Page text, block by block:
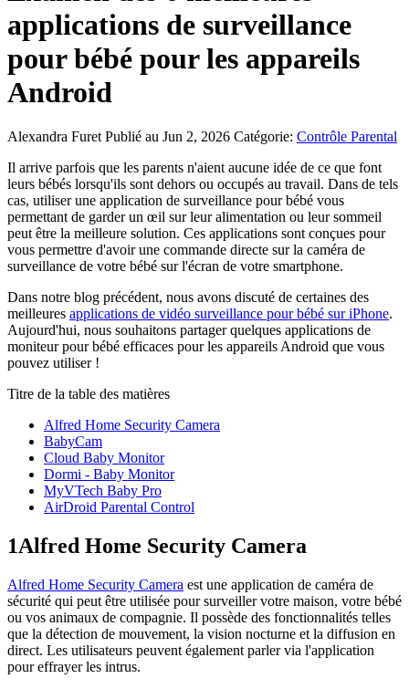
applications de surveillance
pour bébé pour les appareils
Android
Alexandra Furet Publié au Jun 2, 2026 Catégorie: Contrôle Parental
Il arrive parfois que les parents n'aient aucune idée de ce que font
leurs bébés lorsqu'ils sont dehors ou occupés au travail. Dans de tels
cas, utiliser une application de surveillance pour bébé vous
permettant de garder un œil sur leur alimentation ou leur sommeil
peut être la meilleure solution. Ces applications sont conçues pour
vous permettre d'avoir une commande directe sur la caméra de
surveillance de votre bébé sur l'écran de votre smartphone.
Dans notre blog précédent, nous avons discuté de certaines des
meilleures applications de vidéo surveillance pour bébé sur iPhone.
Aujourd'hui, nous souhaitons partager quelques applications de
moniteur pour bébé efficaces pour les appareils Android que vous
pouvez utiliser !
Titre de la table des matières
Alfred Home Security Camera
BabyCam
Cloud Baby Monitor
Dormi - Baby Monitor
MyVTech Baby Pro
AirDroid Parental Control
1Alfred Home Security Camera
Alfred Home Security Camera est une application de caméra de
sécurité qui peut être utilisée pour surveiller votre maison, votre bébé
ou vos animaux de compagnie. Il possède des fonctionnalités telles
que la détection de mouvement, la vision nocturne et la diffusion en
direct. Les utilisateurs peuvent également parler via l'application
pour effrayer les intrus.